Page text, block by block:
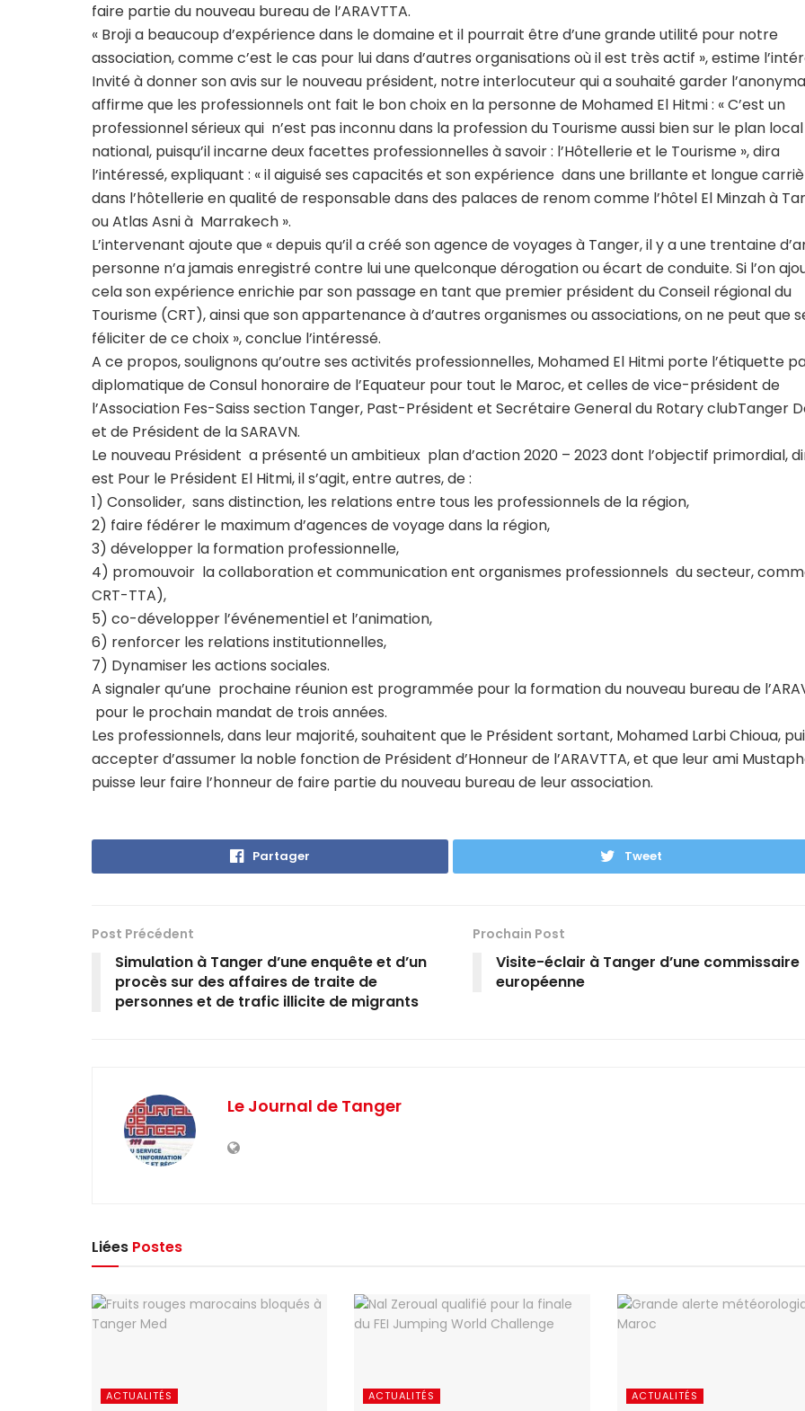
faire partie du nouveau bureau de l’ARAVTTA.
« Broji a beaucoup d’expérience dans le domaine et il pourrait être d’une grande utilité pour notre
association, comme c’est le cas pour lui dans d’autres organisations où il est très actif », estime
Invité à donner son avis sur le nouveau président, notre interlocuteur qui a souhaité garder
affirme que les professionnels ont fait le bon choix en la personne de Mohamed El Hitmi : « C’est un
professionnel sérieux qui n’est pas inconnu dans la profession du Tourisme aussi bien sur le plan
national, puisqu’il incarne deux facettes professionnelles à savoir : l’Hôtellerie et le Tourisme », dira
l’intéressé, expliquant : « il aiguisé ses capacités et son expérience dans une brillante et longue
dans l’hôtellerie en qualité de responsable dans des palaces de renom comme l’hôtel El Minzah à
ou Atlas Asni à Marrakech ».
L’intervenant ajoute que « depuis qu’il a créé son agence de voyages à Tanger, il y a une trentaine
personne n’a jamais enregistré contre lui une quelconque dérogation ou écart de conduite. Si l’on
cela son expérience enrichie par son passage en tant que premier président du Conseil régional du
Tourisme (CRT), ainsi que son appartenance à d’autres organismes ou associations, on ne peut que
féliciter de ce choix », conclue l’intéressé.
A ce propos, soulignons qu’outre ses activités professionnelles, Mohamed El Hitmi porte l’étiquette
diplomatique de Consul honoraire de l’Equateur pour tout le Maroc, et celles de vice-président de
l’Association Fes-Saiss section Tanger, Past-Président et Secrétaire General du Rotary clubTanger
et de Président de la SARAVN.
Le nouveau Président a présenté un ambitieux plan d’action 2020 – 2023 dont l’objectif primordial,
est Pour le Président El Hitmi, il s’agit, entre autres, de :
1) Consolider, sans distinction, les relations entre tous les professionnels de la région,
2) faire fédérer le maximum d’agences de voyage dans la région,
3) développer la formation professionnelle,
4) promouvoir la collaboration et communication ent organismes professionnels du secteur,
CRT-TTA),
5) co-développer l’événementiel et l’animation,
6) renforcer les relations institutionnelles,
7) Dynamiser les actions sociales.
A signaler qu’une prochaine réunion est programmée pour la formation du nouveau bureau de
pour le prochain mandat de trois années.
Les professionnels, dans leur majorité, souhaitent que le Président sortant, Mohamed Larbi Chioua,
accepter d’assumer la noble fonction de Président d’Honneur de l’ARAVTTA, et que leur ami
puisse leur faire l’honneur de faire partie du nouveau bureau de leur association.
Partager Tweet
Post Précédent
Simulation à Tanger d’une enquête et d’un
procès sur des affaires de traite de
personnes et de trafic illicite de migrants
Prochain Post
Visite-éclair à Tanger d’une commissaire
européenne
Le Journal de Tanger
Liées Postes
ACTUALITÉS ACTUALITÉS ACTUALITÉS